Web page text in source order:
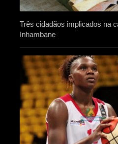
Três cidadãos implicados na
Inhambane